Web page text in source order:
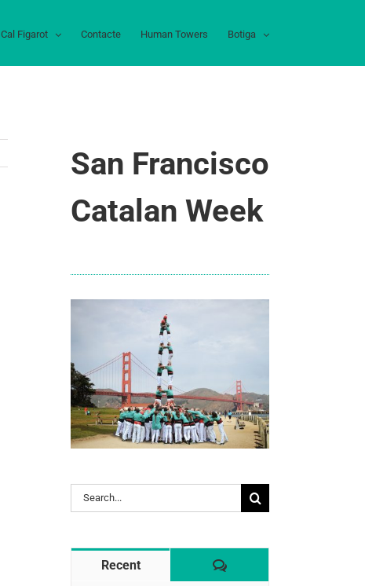
Cal Figarot Contacte Human Towers Botiga
San Francisco
Catalan Week
Search
for:
Recent Comentaris